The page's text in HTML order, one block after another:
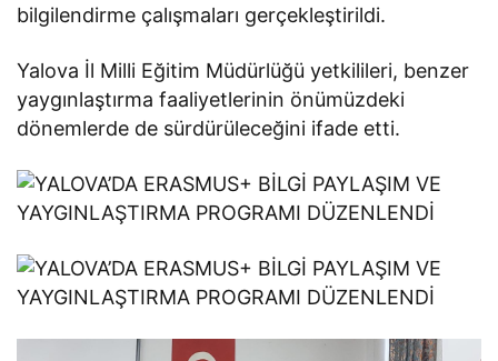
bilgilendirme çalışmaları gerçekleştirildi.
Yalova İl Milli Eğitim Müdürlüğü yetkilileri, benzer
yaygınlaştırma faaliyetlerinin önümüzdeki
dönemlerde de sürdürüleceğini ifade etti.